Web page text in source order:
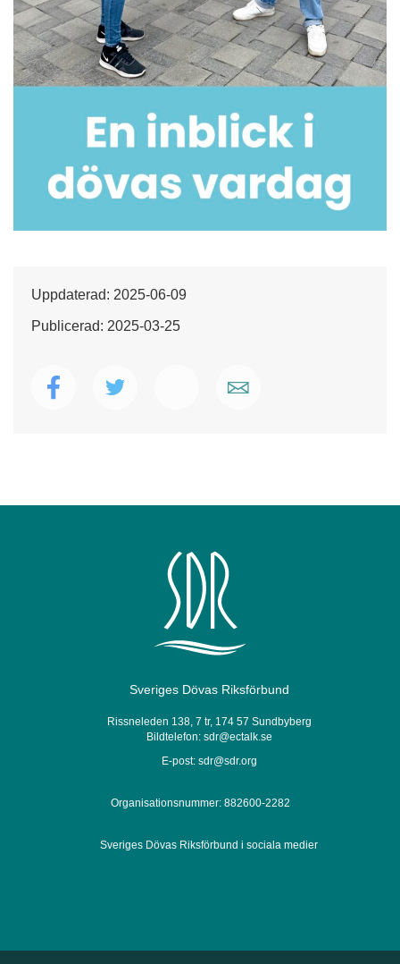
Uppdaterad: 2025-06-09
Publicerad: 2025-03-25
Sveriges Dövas Riksförbund
Rissneleden 138, 7 tr, 174 57 Sundbyberg
Bildtelefon: sdr@ectalk.se
E-post: sdr@sdr.org
Organisationsnummer: 882600-2282
Sveriges Dövas Riksförbund i sociala medier